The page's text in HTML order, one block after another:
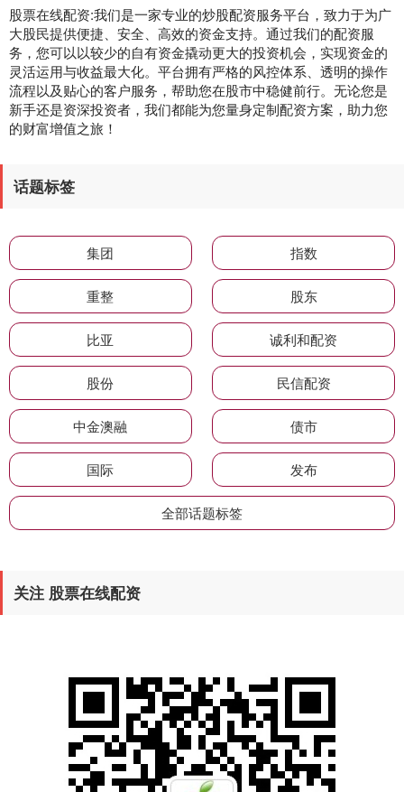
股票在线配资:我们是一家专业的炒股配资服务平台，致力于为广
大股民提供便捷、安全、高效的资金支持。通过我们的配资服
务，您可以以较少的自有资金撬动更大的投资机会，实现资金的
灵活运用与收益最大化。平台拥有严格的风控体系、透明的操作
流程以及贴心的客户服务，帮助您在股市中稳健前行。无论您是
新手还是资深投资者，我们都能为您量身定制配资方案，助力您
的财富增值之旅！
话题标签
集团 指数
重整 股东
比亚 诚利和配资
股份 民信配资
中金澳融 债市
国际 发布
全部话题标签
关注 股票在线配资